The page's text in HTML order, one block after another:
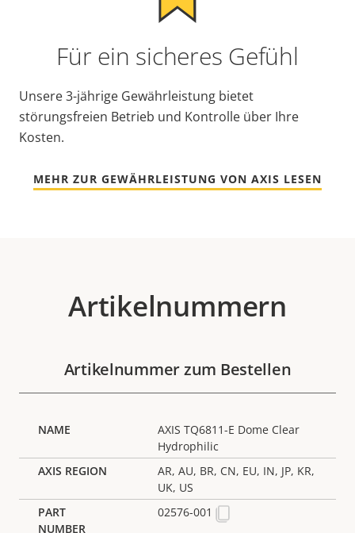
Für ein sicheres Gefühl
Unsere 3-jährige Gewährleistung bietet
störungsfreien Betrieb und Kontrolle über Ihre
Kosten.
MEHR ZUR GEWÄHRLEISTUNG VON AXIS LESEN
Artikelnummern
Artikelnummer zum Bestellen
AXIS TQ6811-E Dome Clear
Hydrophilic
AR, AU, BR, CN, EU, IN, JP, KR,
UK, US
02576-001